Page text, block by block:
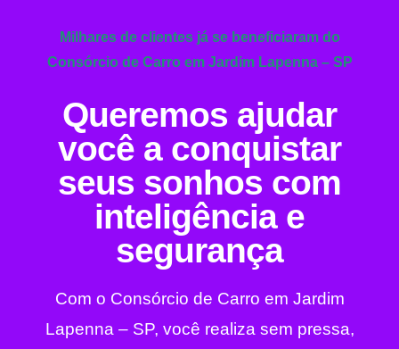
Milhares de clientes já se beneficiaram do
Consórcio de Carro em Jardim Lapenna – SP
Queremos ajudar
você a conquistar
seus sonhos com
inteligência e
segurança
Com o Consórcio de Carro em Jardim
Lapenna – SP, você realiza sem pressa,